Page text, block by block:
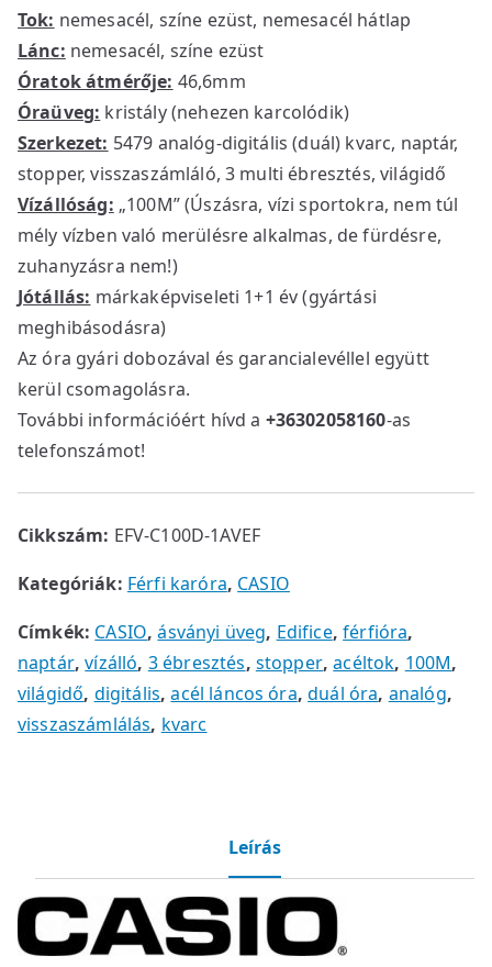
Tok: nemesacél, színe ezüst, nemesacél hátlap
Lánc: nemesacél, színe ezüst
Óratok átmérője: 46,6mm
Óraüveg: kristály (nehezen karcolódik)
Szerkezet: 5479 analóg-digitális (duál) kvarc, naptár,
stopper, visszaszámláló, 3 multi ébresztés, világidő
Vízállóság: „100M” (Úszásra, vízi sportokra, nem túl
mély vízben való merülésre alkalmas, de fürdésre,
zuhanyzásra nem!)
Jótállás: márkaképviseleti 1+1 év (gyártási
meghibásodásra)
Az óra gyári dobozával és garancialevéllel együtt
kerül csomagolásra.
További információért hívd a +36302058160-as
telefonszámot!
Cikkszám: EFV-C100D-1AVEF
Kategóriák: Férfi karóra, CASIO
Címkék: CASIO,ásványi üveg, Edifice,férfióra,
naptár,vízálló, 3 ébresztés, stopper,acéltok, 100M,
világidő, digitális,acél láncos óra,duál óra, analóg,
visszaszámlálás, kvarc
Leírás